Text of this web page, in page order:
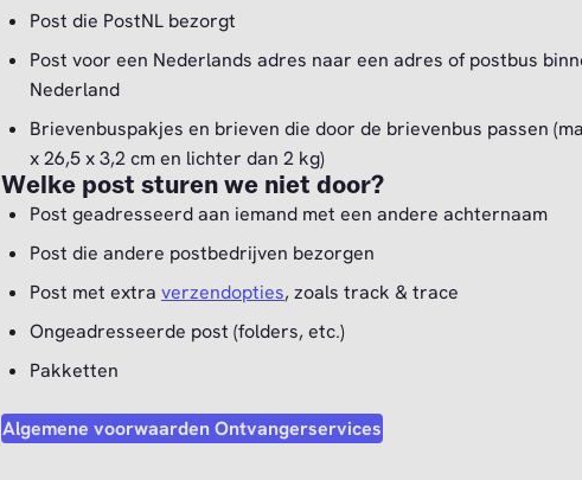
Post die PostNL bezorgt
Post voor een Nederlands adres naar een adres of postbus
Nederland
Brievenbuspakjes en brieven die door de brievenbus passen
x 26,5 x 3,2 cm en lichter dan 2 kg)
Welke post sturen we niet door?
Post geadresseerd aan iemand met een andere achternaam
Post die andere postbedrijven bezorgen
Post met extra verzendopties, zoals track & trace
Ongeadresseerde post (folders, etc.)
Pakketten
Algemene voorwaarden Ontvangerservices